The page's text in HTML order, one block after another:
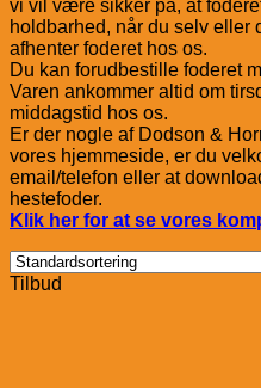
vi vil være sikker på, at
holdbarhed, når du selv eller
afhenter foderet hos os.
Du kan forudbestille foderet
Varen ankommer altid om
middagstid hos os.
Er der nogle af Dodson &
vores hjemmeside, er du
email/telefon eller at
hestefoder.
Klik her for at se vores
Tilbud